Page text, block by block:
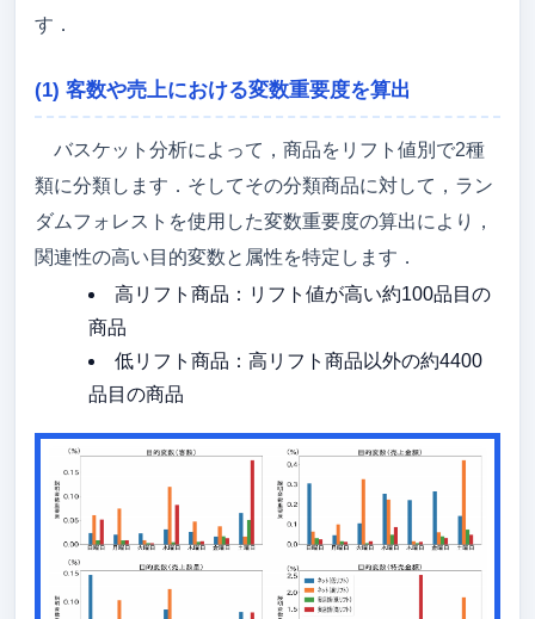
す．
(1) 客数や売上における変数重要度を算出
バスケット分析によって，商品をリフト値別で2種
類に分類します．そしてその分類商品に対して，ラン
ダムフォレストを使用した変数重要度の算出により，
関連性の高い目的変数と属性を特定します．
高リフト商品：リフト値が高い約100品目の
商品
低リフト商品：高リフト商品以外の約4400
品目の商品